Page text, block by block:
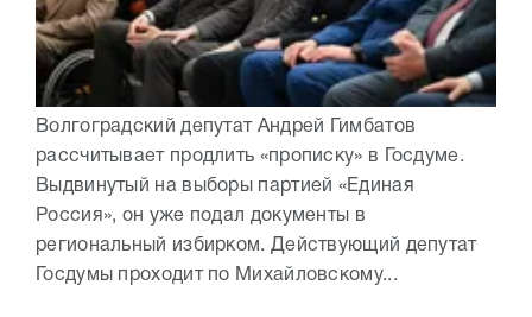
Волгоградский депутат Андрей Гимбатов
рассчитывает продлить «прописку» в Госдуме.
Выдвинутый на выборы партией «Единая
Россия», он уже подал документы в
региональный избирком. Действующий депутат
Госдумы проходит по Михайловскому...